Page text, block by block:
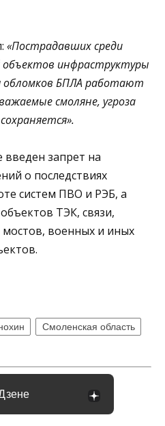
«Пострадавших среди
объектов инфраструктуры
обломков БПЛА работают
смоляне, угроза
запрет на
о последствиях
систем ПВО и РЭБ, а
ТЭК, связи,
военных и иных
Смоленская область